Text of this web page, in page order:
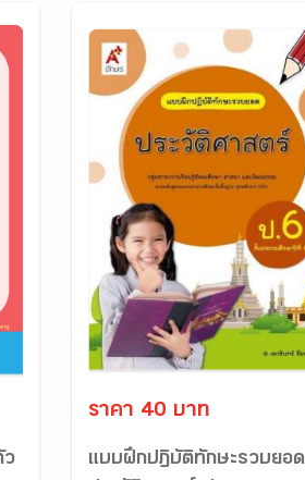
ว
ราคา 40 บาท
แบบฝึกปฏิบัติทักษะรวบยอด